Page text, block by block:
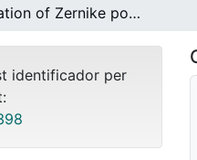
Estimation of Zernike polynomials for a highly focused electromagnetic field using polarimetric mapping images and neural networks
identificador per